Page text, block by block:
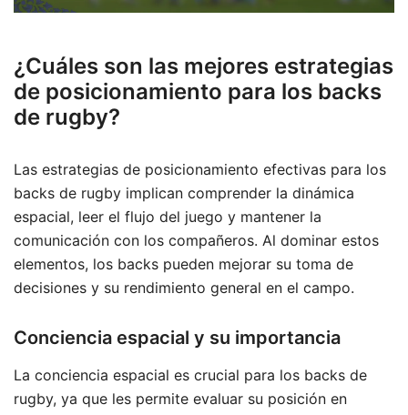
¿Cuáles son las mejores estrategias
de posicionamiento para los backs
de rugby?
Las estrategias de posicionamiento efectivas para los
backs de rugby implican comprender la dinámica
espacial, leer el flujo del juego y mantener la
comunicación con los compañeros. Al dominar estos
elementos, los backs pueden mejorar su toma de
decisiones y su rendimiento general en el campo.
Conciencia espacial y su importancia
La conciencia espacial es crucial para los backs de
rugby, ya que les permite evaluar su posición en